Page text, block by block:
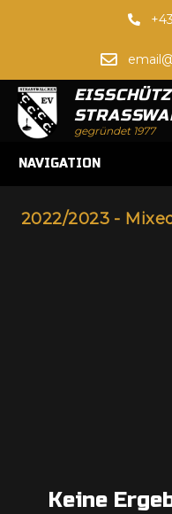
gegründet 1977
NAVIGATION
2022/2023 -
Keine